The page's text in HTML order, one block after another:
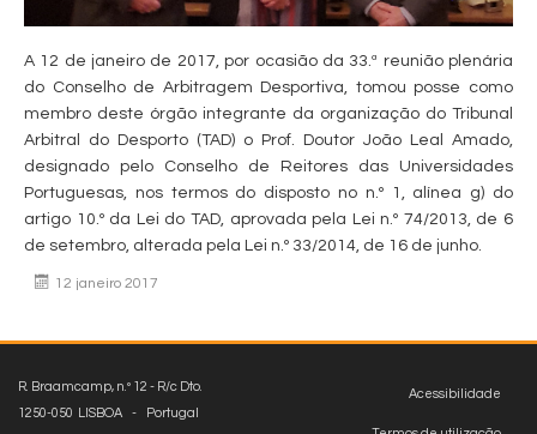
A 12 de janeiro de 2017, por ocasião da 33.ª reunião plenária
do Conselho de Arbitragem Desportiva, tomou posse como
membro deste órgão integrante da organização do Tribunal
Arbitral do Desporto (TAD) o Prof. Doutor João Leal Amado,
designado pelo Conselho de Reitores das Universidades
Portuguesas, nos termos do disposto no n.º 1, alínea g) do
artigo 10.º da Lei do TAD, aprovada pela Lei n.º 74/2013, de 6
de setembro, alterada pela Lei n.º 33/2014, de 16 de junho.
12 janeiro 2017
Acessibilidade
R. Braamcamp, n.º 12 - R/c Dto.
1250-050 LISBOA - Portugal